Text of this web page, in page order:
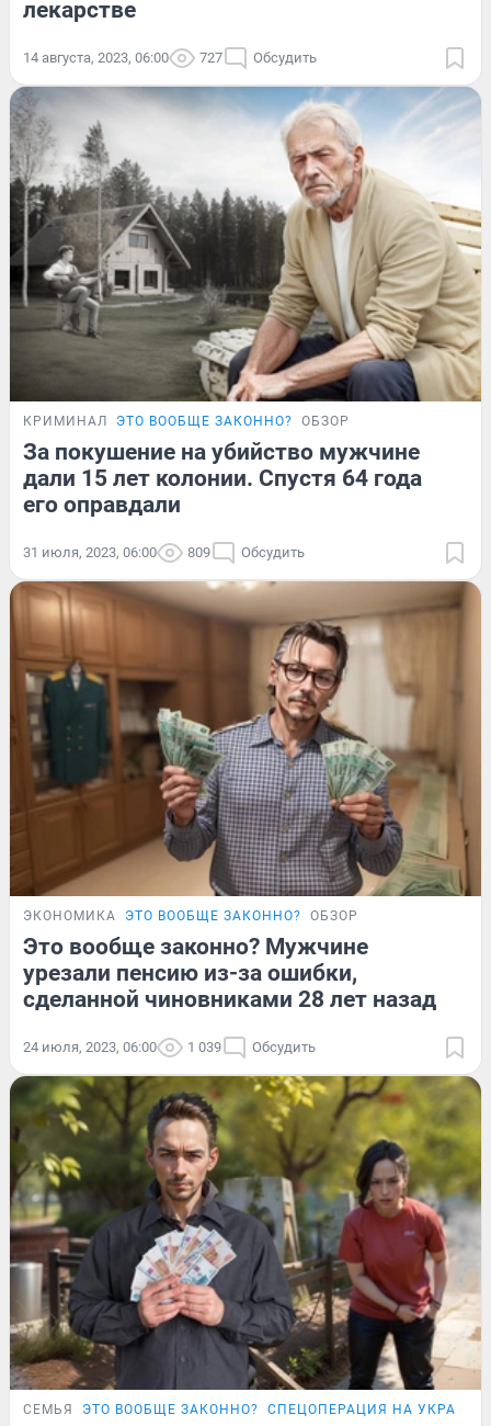
лекарстве
14 августа, 2023, 06:00 727 Обсудить
КРИМИНАЛ ЭТО ВООБЩЕ ЗАКОННО? ОБЗОР
За покушение на убийство мужчине
дали 15 лет колонии. Спустя 64 года
его оправдали
31 июля, 2023, 06:00 809 Обсудить
ЭКОНОМИКА ЭТО ВООБЩЕ ЗАКОННО? ОБЗОР
Это вообще законно? Мужчине
урезали пенсию из-за ошибки,
сделанной чиновниками 28 лет назад
24 июля, 2023, 06:00 1 039 Обсудить
СЕМЬЯ ЭТО ВООБЩЕ ЗАКОННО? СПЕЦОПЕРАЦИЯ НА УКРАИНЕ